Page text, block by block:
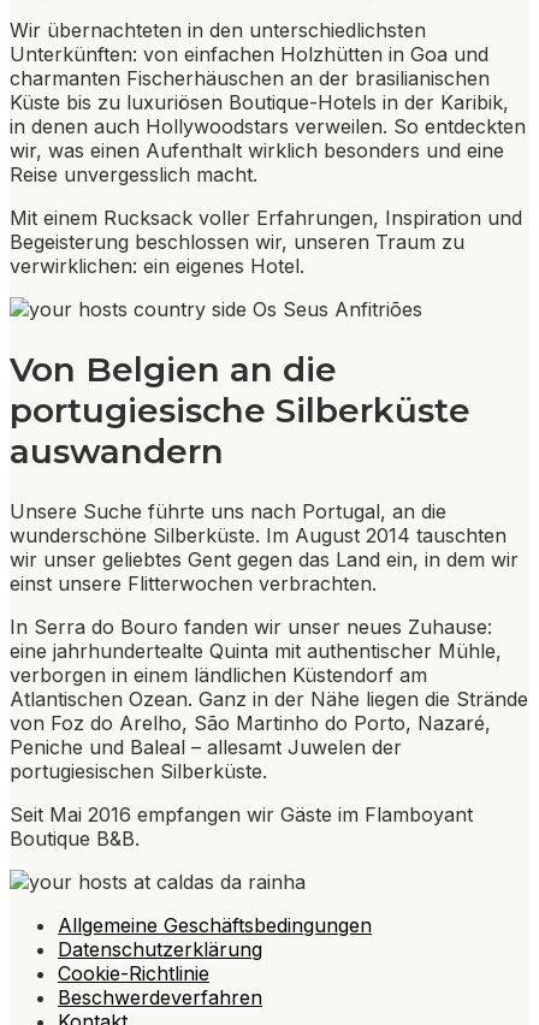
Wir übernachteten in den unterschiedlichsten
Unterkünften: von einfachen Holzhütten in Goa und
charmanten Fischerhäuschen an der brasilianischen
Küste bis zu luxuriösen Boutique-Hotels in der Karibik,
in denen auch Hollywoodstars verweilen. So entdeckten
wir, was einen Aufenthalt wirklich besonders und eine
Reise unvergesslich macht.
Mit einem Rucksack voller Erfahrungen, Inspiration und
Begeisterung beschlossen wir, unseren Traum zu
verwirklichen: ein eigenes Hotel.
Von Belgien an die
portugiesische Silberküste
auswandern
Unsere Suche führte uns nach Portugal, an die
wunderschöne Silberküste. Im August 2014 tauschten
wir unser geliebtes Gent gegen das Land ein, in dem wir
einst unsere Flitterwochen verbrachten.
In Serra do Bouro fanden wir unser neues Zuhause:
eine jahrhundertealte Quinta mit authentischer Mühle,
verborgen in einem ländlichen Küstendorf am
Atlantischen Ozean. Ganz in der Nähe liegen die Strände
von Foz do Arelho, São Martinho do Porto, Nazaré,
Peniche und Baleal – allesamt Juwelen der
portugiesischen Silberküste.
Seit Mai 2016 empfangen wir Gäste im Flamboyant
Boutique B&B.
Allgemeine Geschäftsbedingungen
Datenschutzerklärung
Cookie-Richtlinie
Beschwerdeverfahren